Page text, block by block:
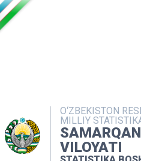
O‘ZBEKISTON
MILLIY
VILOYATI
MATBUOT